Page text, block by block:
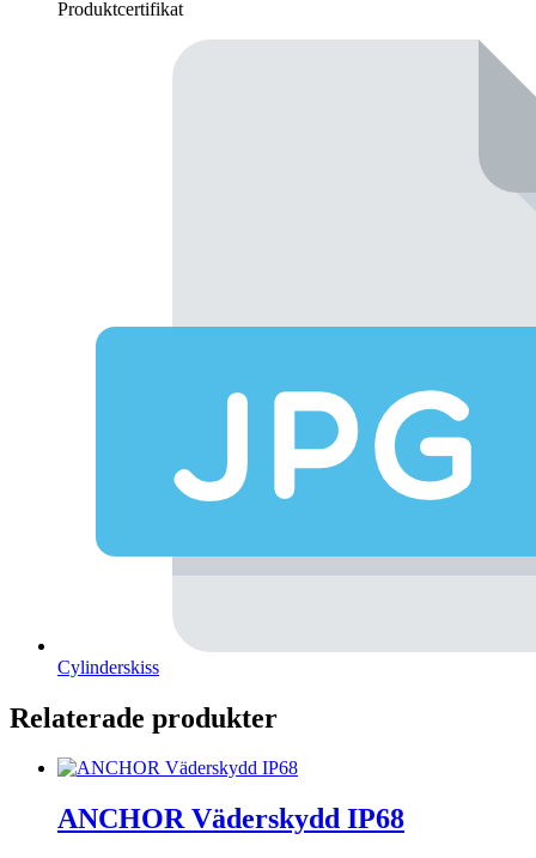
Produktcertifikat
Cylinderskiss
Relaterade produkter
ANCHOR Väderskydd IP68